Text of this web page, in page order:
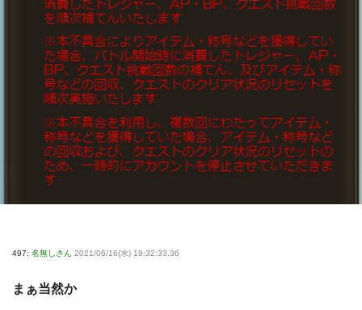
497: 名無しさん 2021/06/16(水) 19:32:33.36
まぁ当然か